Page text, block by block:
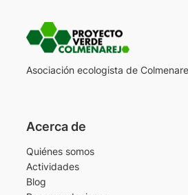
Asociación ecologista de
Acerca de
Quiénes somos
Actividades
Blog